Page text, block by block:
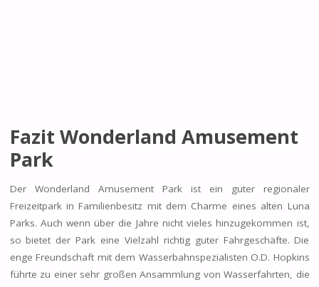
Fazit Wonderland Amusement
Park
Der Wonderland Amusement Park ist ein guter regionaler
Freizeitpark in Familienbesitz mit dem Charme eines alten Luna
Parks. Auch wenn über die Jahre nicht vieles hinzugekommen ist,
so bietet der Park eine Vielzahl richtig guter Fahrgeschäfte. Die
enge Freundschaft mit dem Wasserbahnspezialisten O.D. Hopkins
führte zu einer sehr großen Ansammlung von Wasserfahrten, die